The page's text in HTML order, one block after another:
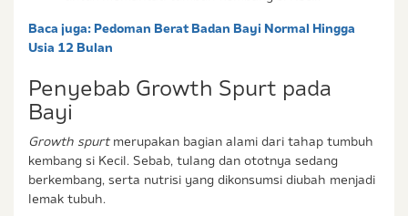
Baca juga: Pedoman Berat Badan Bayi Normal Hingga
Usia 12 Bulan
Penyebab Growth Spurt pada
Bayi
Growth spurtmerupakan bagian alami dari tahap tumbuh
kembang si Kecil. Sebab, tulang dan ototnya sedang
berkembang, serta nutrisi yang dikonsumsi diubah menjadi
lemak tubuh.